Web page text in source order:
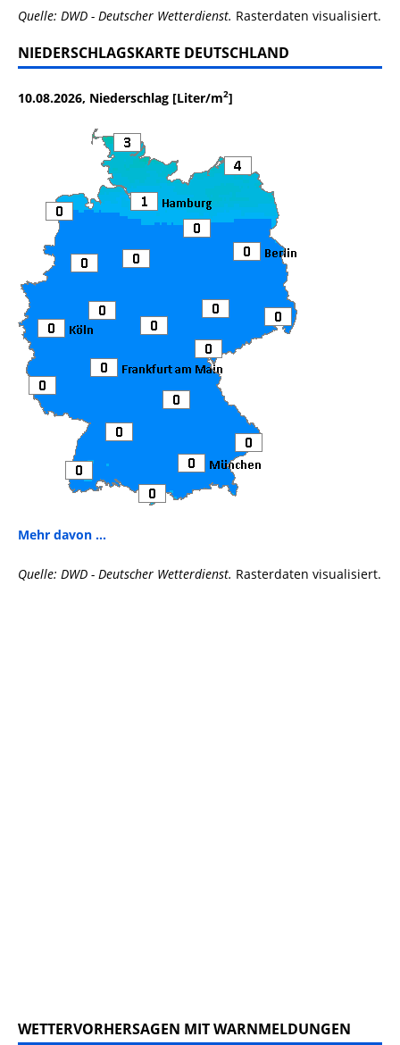
Quelle: DWD - Deutscher Wetterdienst. Rasterdaten visualisiert.
NIEDERSCHLAGSKARTE DEUTSCHLAND
10.08.2026, Niederschlag [Liter/m2]
Mehr davon ...
Quelle: DWD - Deutscher Wetterdienst. Rasterdaten visualisiert.
WETTERVORHERSAGEN MIT WARNMELDUNGEN